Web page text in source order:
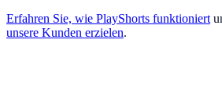
Erfahren Sie, wie PlayShorts funktioniert
unsere Kunden erzielen.